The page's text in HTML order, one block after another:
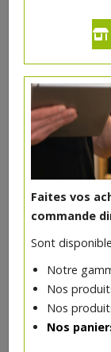
Faites vos
commande
Sont
Notre
Nos
Nos
Nos
Gel
tonifiante et
de Citron
savon, il
Fabriqué en
-